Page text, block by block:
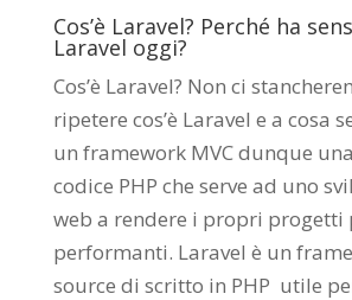
Cos’è Laravel? Perché ha
Laravel oggi?
Cos’è Laravel? Non ci
ripetere cos’è Laravel e a cosa
un framework MVC dunque
codice PHP che serve ad uno
web a rendere i propri progetti
performanti. Laravel è un
source di scritto in PHP utile